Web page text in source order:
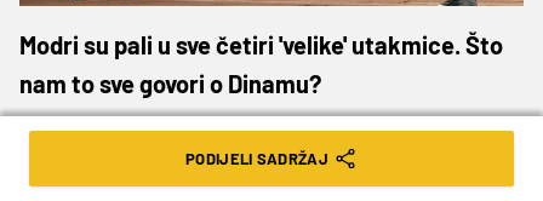
Modri su pali u sve četiri 'velike' utakmice. Što
nam to sve govori o Dinamu?
PODIJELI SADRŽAJ